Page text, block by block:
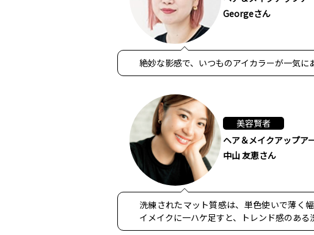
Georgeさん
絶妙な影感で、いつものアイカラーが一気に
美容賢者
ヘア＆メイクアップア
中山 友恵さん
洗練されたマット質感は、単色使いで薄く
イメイクに一ハケ足すと、トレンド感のある